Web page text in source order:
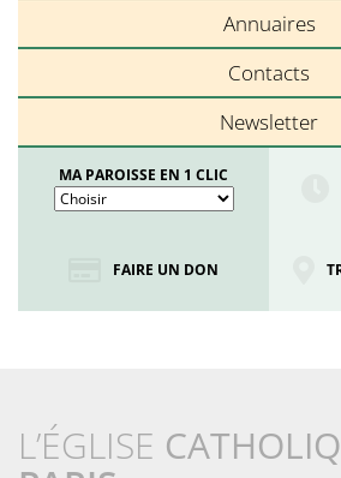
Annuaires
Contacts
Newsletter
MA PAROISSE EN 1 CLIC
FAIRE UN DON
L’ÉGLISE